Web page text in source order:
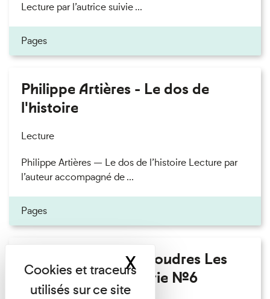
Lecture par l’autrice suivie ...
Pages
Philippe Artières - Le dos de
l'histoire
Lecture
Philippe Artières — Le dos de l’histoire Lecture par
l’auteur accompagné de ...
Pages
Fanny Taillandier - Foudres Les
Invités de l’Imprimerie n°6
XMasquer le